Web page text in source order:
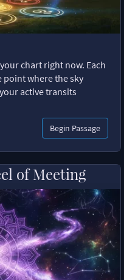
chart right now. Each
where the sky
active transits
Begin Passage
of Meeting